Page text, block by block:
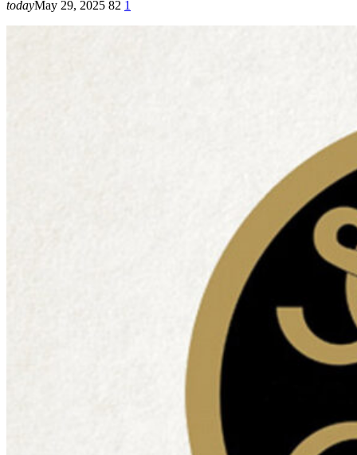
todayMay 29, 2025 82 1